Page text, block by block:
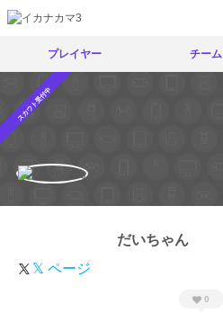
プレイヤー チーム
スカウト受付中
だいちゃん
𝕏 ページ
0